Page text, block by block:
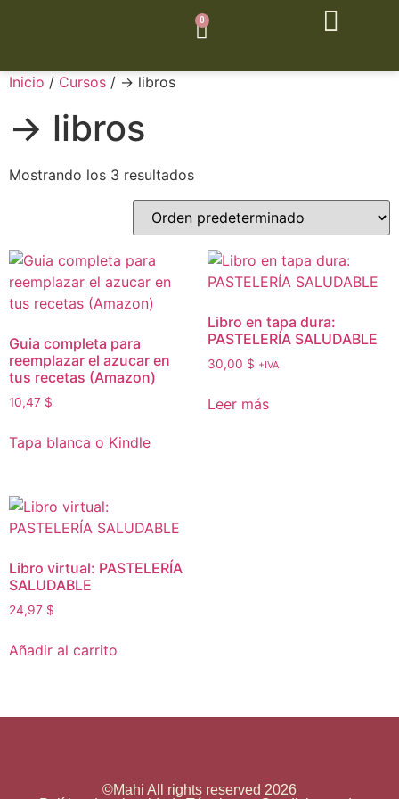
0
Inicio / Cursos / → libros
→ libros
Mostrando los 3 resultados
Guia completa para
reemplazar el azucar en
tus recetas (Amazon)
10,47 $
Tapa blanca o Kindle
Libro en tapa dura:
PASTELERÍA SALUDABLE
30,00 $ +IVA
Leer más
Libro virtual: PASTELERÍA
SALUDABLE
24,97 $
Añadir al carrito
©Mahi All rights reserved 2026